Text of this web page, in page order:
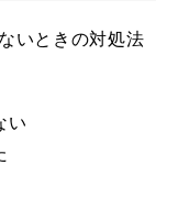
いときの対処法
い